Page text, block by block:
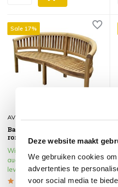
Deze website maakt
We gebruiken cookies
advertenties te
voor social media te
Sale 17%
AVH-Collectie
Bananen tuinbank 155 cm
ronde rugleuning teak
Wij verwachten vanaf 13
augustus 2026 weer te kunnen
leveren.